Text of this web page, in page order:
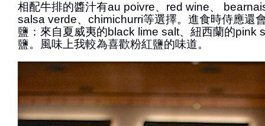
相配牛排的醬汁有au poivre、red wine、
salsa verde、chimichurri等選擇。進食時侍應還
鹽：來自夏威夷的black lime salt、紐西蘭的pink
鹽。風味上我較為喜歡粉紅鹽的味道。